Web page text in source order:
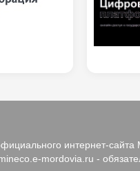
интернет-
mordovia.ru -